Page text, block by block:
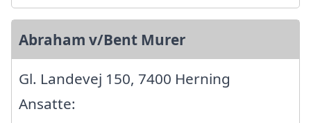
Abraham v/Bent Murer
Gl. Landevej 150, 7400 Herning
Ansatte: